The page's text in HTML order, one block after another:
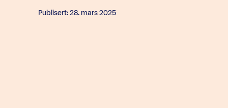
Publisert: 28. mars 2025